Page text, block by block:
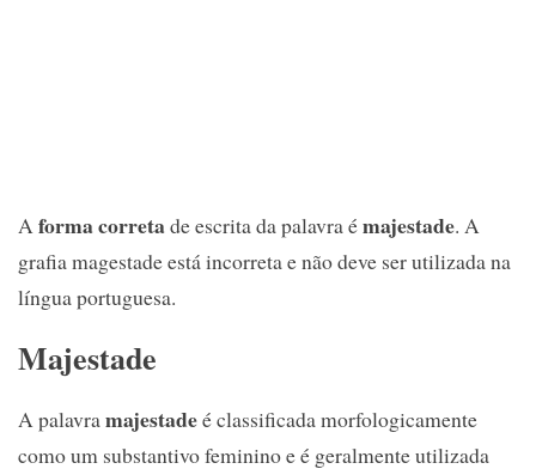
Aforma corretade escrita da palavra émajestade. A
grafia magestade está incorreta e não deve ser utilizada na
língua portuguesa.
Majestade
A palavramajestadeé classificada morfologicamente
como um substantivo feminino e é geralmente utilizada